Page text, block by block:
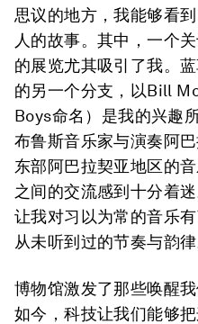
思议的地方，我能够看
人的故事。其中，一个
的展览尤其吸引了我。
的另一个分支，以Bill
Boys命名）是我的兴趣
布鲁斯音乐家与演奏阿
东部阿巴拉契亚地区的
之间的交流感到十分着
让我对习以为常的音乐
从未听到过的节奏与韵律
博物馆激发了那些唤醒
如今，科技让我们能够